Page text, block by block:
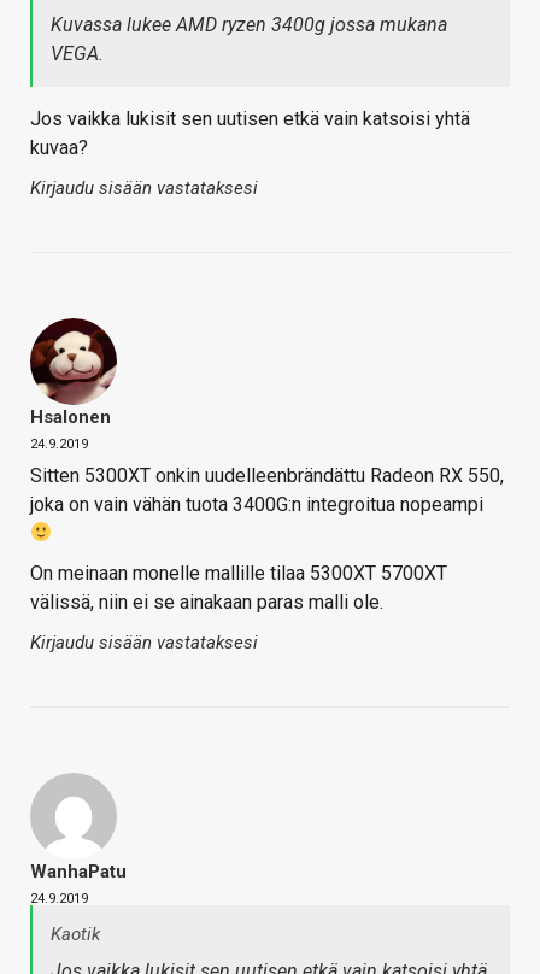
Kuvassa lukee AMD ryzen 3400g jossa mukana
VEGA.
Jos vaikka lukisit sen uutisen etkä vain katsoisi yhtä
kuvaa?
Kirjaudu sisään vastataksesi
Hsalonen
24.9.2019
Sitten 5300XT onkin uudelleenbrändättu Radeon RX 550,
joka on vain vähän tuota 3400G:n integroitua nopeampi
On meinaan monelle mallille tilaa 5300XT 5700XT
välissä, niin ei se ainakaan paras malli ole.
Kirjaudu sisään vastataksesi
WanhaPatu
24.9.2019
Kaotik